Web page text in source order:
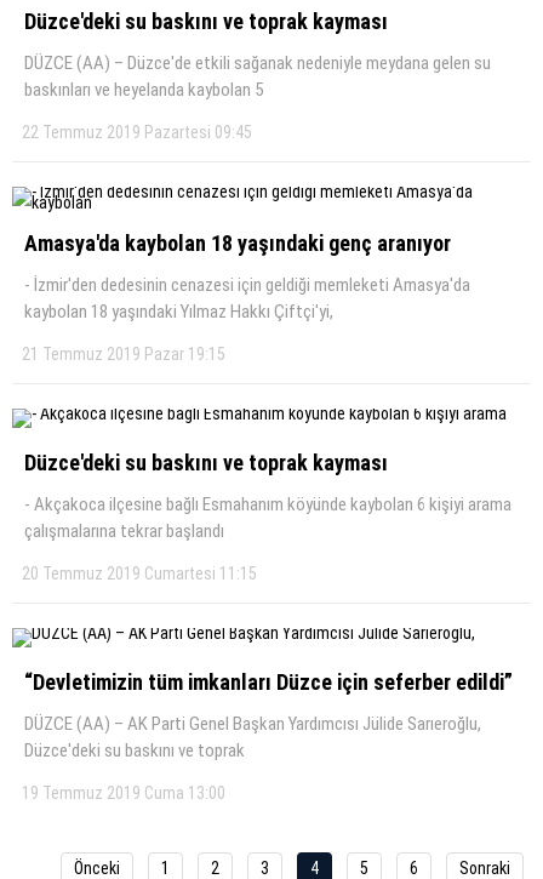
Düzce'deki su baskını ve toprak kayması
DÜZCE (AA) – Düzce'de etkili sağanak nedeniyle meydana gelen su
baskınları ve heyelanda kaybolan 5
22 Temmuz 2019 Pazartesi 09:45
Amasya'da kaybolan 18 yaşındaki genç aranıyor
- İzmir'den dedesinin cenazesi için geldiği memleketi Amasya'da
kaybolan 18 yaşındaki Yılmaz Hakkı Çiftçi'yi,
21 Temmuz 2019 Pazar 19:15
Düzce'deki su baskını ve toprak kayması
- Akçakoca ilçesine bağlı Esmahanım köyünde kaybolan 6 kişiyi arama
çalışmalarına tekrar başlandı
20 Temmuz 2019 Cumartesi 11:15
“Devletimizin tüm imkanları Düzce için seferber edildi”
DÜZCE (AA) – AK Parti Genel Başkan Yardımcısı Jülide Sarıeroğlu,
Düzce'deki su baskını ve toprak
19 Temmuz 2019 Cuma 13:00
Önceki 1 2 3 4 5 6 Sonraki